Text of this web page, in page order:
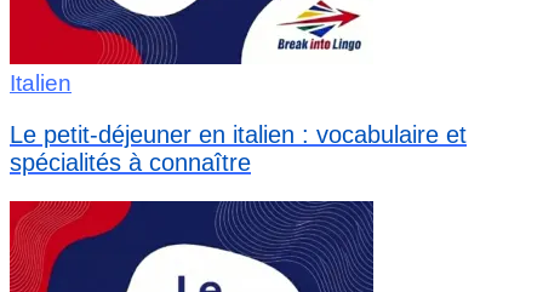
Italien
Le petit-déjeuner en italien : vocabulaire et
spécialités à connaître